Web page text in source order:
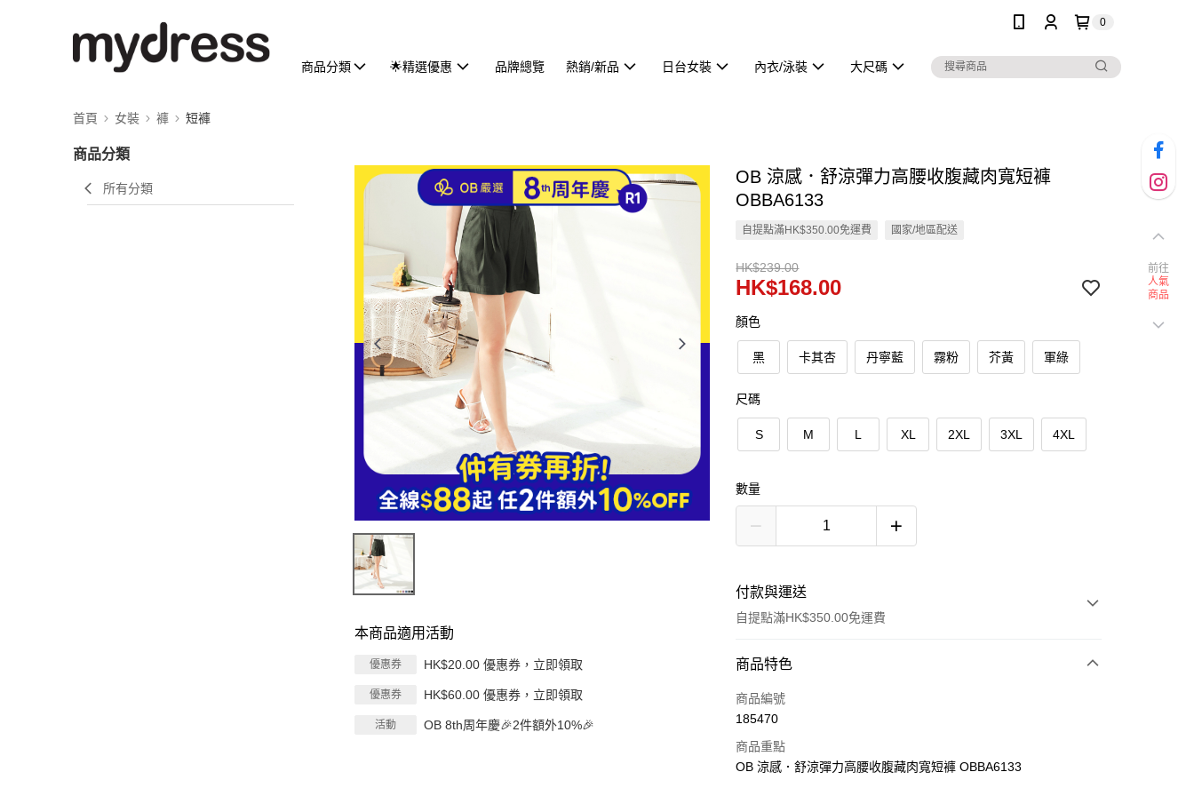
0
商品分類 🌟精選優惠 品牌總覽 熱銷/新品 日台女裝 內衣/泳裝 大尺碼
首頁 女裝 褲 短褲
商品分類
所有分類
本商品適用活動
優惠券 HK$20.00 優惠券，立即領取
優惠券 HK$60.00 優惠券，立即領取
活動 OB 8th周年慶🎉2件額外10%🎉
OB 涼感．舒涼彈力高腰收腹藏肉寬短褲
OBBA6133
自提點滿HK$350.00免運費 國家/地區配送
HK$239.00
HK$168.00
顏色
黑 卡其杏 丹寧藍 霧粉 芥黃 軍綠
尺碼
S M L XL 2XL 3XL 4XL
數量
付款與運送
自提點滿HK$350.00免運費
付款方式
信用卡
AlipayHK
商品特色
商品編號
185470
商品重點
OB 涼感．舒涼彈力高腰收腹藏肉寬短褲 OBBA6133
前往
人氣
商品